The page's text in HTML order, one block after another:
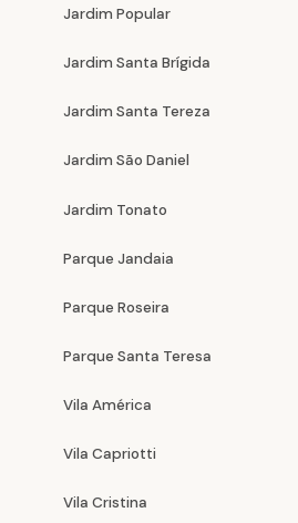
Jardim Popular
Jardim Santa Brígida
Jardim Santa Tereza
Jardim São Daniel
Jardim Tonato
Parque Jandaia
Parque Roseira
Parque Santa Teresa
Vila América
Vila Capriotti
Vila Cristina